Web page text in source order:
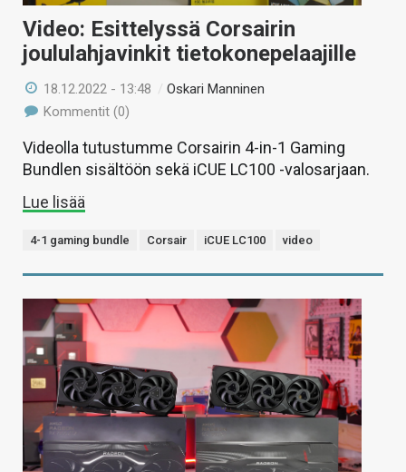
Video: Esittelyssä Corsairin
joululahjavinkit tietokonepelaajille
18.12.2022 - 13:48 /Oskari Manninen
Kommentit (0)
Videolla tutustumme Corsairin 4-in-1 Gaming
Bundlen sisältöön sekä iCUE LC100 -valosarjaan.
Lue lisää
4-1 gaming bundle Corsair iCUE LC100 video